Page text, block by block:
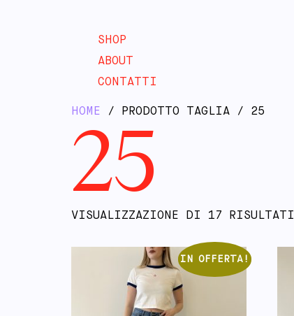
SHOP
ABOUT
CONTATTI
HOME / PRODOTTO TAGLIA / 25
25
VISUALIZZAZIONE DI 17 RISULTATI
IN OFFERTA!